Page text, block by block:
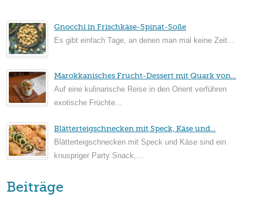
Gnocchi in Frischkäse-Spinat-Soße
Es gibt einfach Tage, an denen man mal keine Zeit...
Marokkanisches Frucht-Dessert mit Quark von...
Auf eine kulinarische Reise in den Orient verführen
exotische Früchte...
Blätterteigschnecken mit Speck, Käse und...
Blätterteigschnecken mit Speck und Käse sind ein
knuspriger Party Snack,...
Beiträge